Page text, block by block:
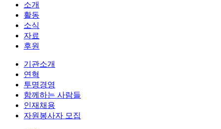
소개
활동
소식
자료
후원
기관소개
연혁
투명경영
함께하는 사람들
인재채용
자원봉사자 모집